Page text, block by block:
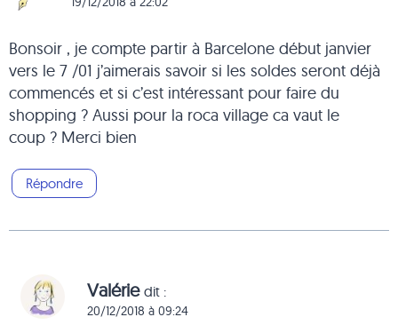
Bonsoir , je compte partir à Barcelone début janvier
vers le 7 /01 j’aimerais savoir si les soldes seront déjà
commencés et si c’est intéressant pour faire du
shopping ? Aussi pour la roca village ca vaut le
coup ? Merci bien
Répondre
Valérie dit :
20/12/2018 à 09:24